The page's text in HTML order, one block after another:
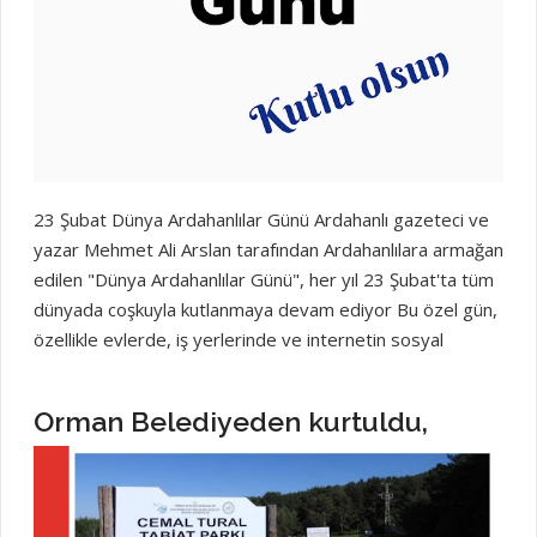
23 Şubat Dünya Ardahanlılar Günü Ardahanlı gazeteci ve
yazar Mehmet Ali Arslan tarafından Ardahanlılara armağan
edilen "Dünya Ardahanlılar Günü", her yıl 23 Şubat'ta tüm
dünyada coşkuyla kutlanmaya devam ediyor Bu özel gün,
özellikle evlerde, iş yerlerinde ve internetin sosyal
Ardahanlılar Günü, Ardahanlıların birlik ve beraberliğini
pekiştiren önemli bir bayram haline geldi. 23 Şubat'ın
Anlamı: Ardahan'ın Kurtuluşu 23 Şubat tarihi, Dünya
Ardahanlılar Günü'nün kutlandığı gün olmasının yanı sıra,
Orman Belediyeden kurtuldu,